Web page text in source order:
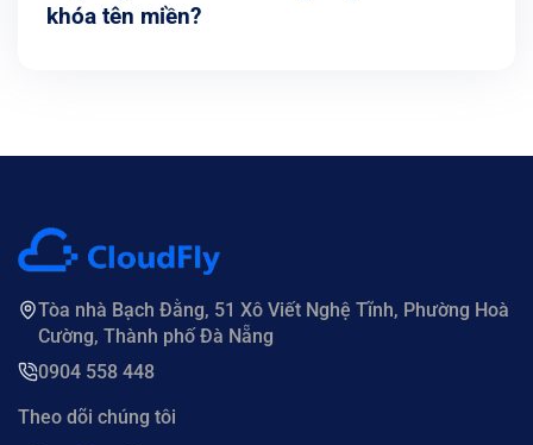
khóa tên miền?
Tòa nhà Bạch Đằng, 51 Xô Viết Nghệ Tĩnh, Phường Hoà
Cường, Thành phố Đà Nẵng
0904 558 448
Theo dõi chúng tôi